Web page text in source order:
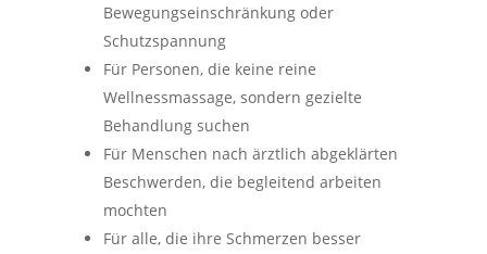
Bewegungseinschränkung oder
Schutzspannung
Für Personen, die keine reine
Wellnessmassage, sondern gezielte
Behandlung suchen
Für Menschen nach ärztlich abgeklärten
Beschwerden, die begleitend arbeiten
mochten
Für alle, die ihre Schmerzen besser